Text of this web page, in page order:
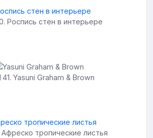
Роспись стен в интерьере
41. Yasuni Graham & Brown
тропические листья